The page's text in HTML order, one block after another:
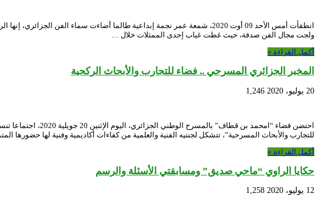
ولجت مجال الفن صدفة، حيث غطت غياب إحدى الممثلات خلال …
أكمل القراءة »
المخبر الجزائري المسرحي .. فضاء للتجارب والأبحاث الركحية
20 يوليو، 2020 1,246
احتضن فضاء “امحمد
للتجارب والأبحاث المسرحية”، تتشكل لجنتيه الفنية والعلمية من كفاءات أكاديمية وفنية لها حضورها
أكمل القراءة »
حكايا الراوي “ماحي صديق” ومسابقتي الأسئلة والرسم
12 يوليو، 2020 1,258